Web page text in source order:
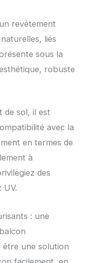
revêtement
liés
sous la
robuste
de sol, il est
avec la
en termes de
à
des
UV.
: une
être une solution